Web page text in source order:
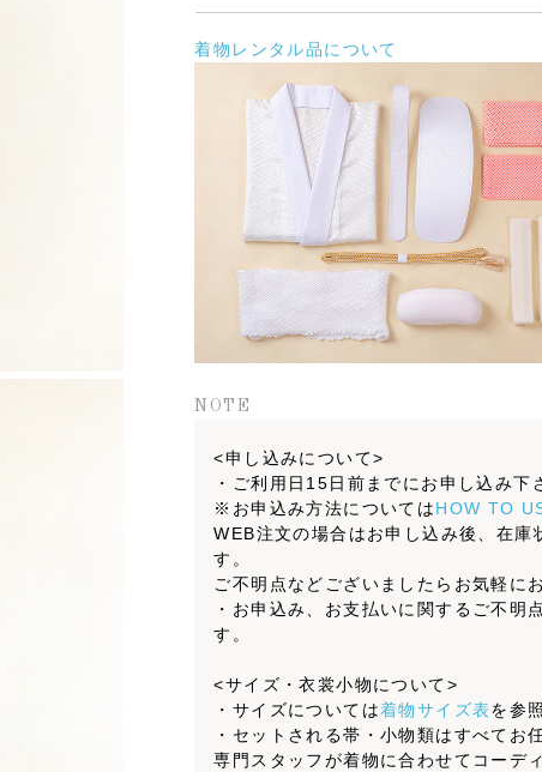
着物レンタル品について
NOTE
<申し込みについて>
・ご利用日15日前までにお申し込み下
※お申込み方法についてはHOW TO
WEB注文の場合はお申し込み後、在庫
す。
ご不明点などございましたらお気軽に
・お申込み、お支払いに関するご不明
す。
<サイズ・衣裳小物について>
・サイズについては着物サイズ表を参
・セットされる帯・小物類はすべてお
専門スタッフが着物に合わせてコーデ